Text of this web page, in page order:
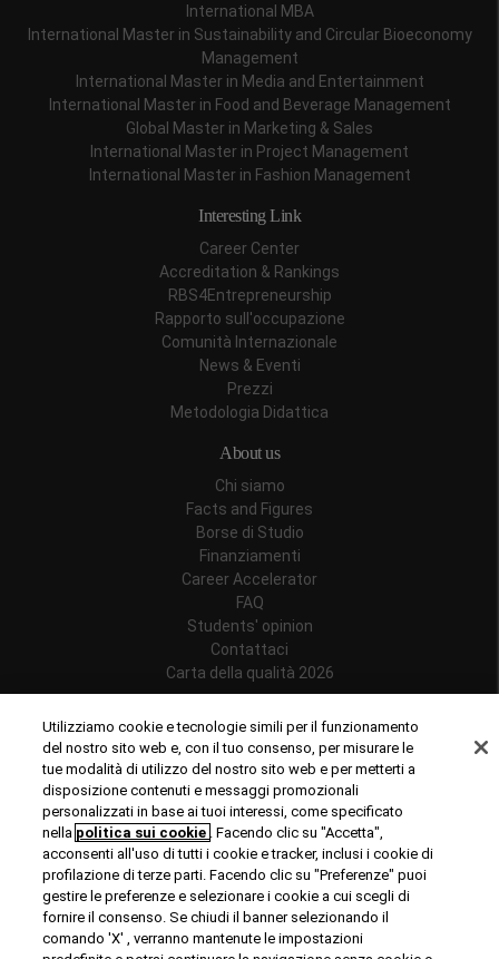
International MBA
International Master in Sustainability and Circular Bioeconomy
Management
International Master in Media and Entertainment
International Master in Food and Beverage Management
Global Master in Marketing & Sales
International Master in Project Management
International Master in Fashion Management
Interesting Link
Career Center
Accreditation & Rankings
RBS4Entrepreneurship
Rapporto sull'occupazione
Comunità Internazionale
News & Eventi
Prezzi
Metodologia Didattica
About us
Chi siamo
Facts and Figures
Borse di Studio
Finanziamenti
Career Accelerator
FAQ
Students' opinion
Contattaci
Carta della qualità 2026
Riconoscimenti
Utilizziamo cookie e tecnologie simili per il funzionamento
del nostro sito web e, con il tuo consenso, per misurare le
tue modalità di utilizzo del nostro sito web e per metterti a
disposizione contenuti e messaggi promozionali
personalizzati in base ai tuoi interessi, come specificato
nella politica sui cookie . Facendo clic su "Accetta",
acconsenti all'uso di tutti i cookie e tracker, inclusi i cookie di
profilazione di terze parti. Facendo clic su "Preferenze" puoi
gestire le preferenze e selezionare i cookie a cui scegli di
fornire il consenso. Se chiudi il banner selezionando il
comando 'X' , verranno mantenute le impostazioni